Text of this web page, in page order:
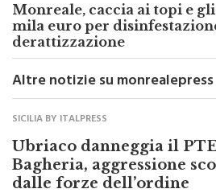
Monreale, caccia ai topi e
mila euro per
derattizzazione
Altre notizie su monrealepress
SICILIA BY ITALPRESS
Ubriaco danneggia il
Bagheria, aggressione
dalle forze dell’ordine